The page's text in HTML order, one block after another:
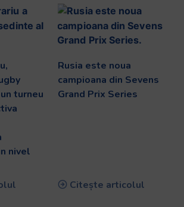
turneu
nivel
Rusia este noua
campioana din Sevens
Grand Prix Series
Citește articolul